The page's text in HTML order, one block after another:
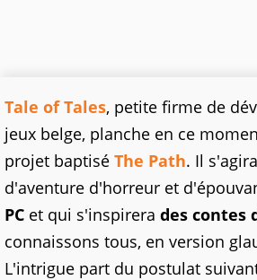
Tale of Tales, petite firme de
jeux belge, planche en ce
projet baptisé The Path. Il
d'aventure d'horreur et
PC et qui s'inspirera des contes
connaissons tous, en version
L'intrigue part du postulat